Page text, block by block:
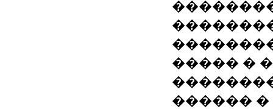
����� �
������